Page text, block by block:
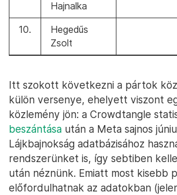
Hajnalka
10.
Hegedűs
Zsolt
Itt szokott következni a pártok
külön versenye, ehelyett viszont
közlemény jön: a Crowdtangle
beszántása után a Meta sajnos
Lájkbajnokság adatbázisához
rendszerünket is, így sebtiben
után néznünk. Emiatt most kisebb
előfordulhatnak az adatokban